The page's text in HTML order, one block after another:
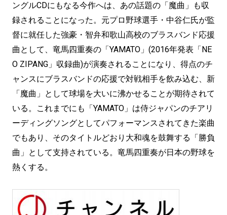
ングルCDにもなる今作へは、あの話題の「魔曲」も収
録されることになった。元プロ野球選手・中谷仁氏が監
督に就任した強豪・智弁和歌山高校のブラスバンド応援
曲として、竜馬四重奏の「YAMATO」(2016年発表「NE
O ZIPANG」収録曲)が演奏されることになり、得点のチ
ャンスにブラスバンドの応援で対戦相手を飲み込む、新
「魔曲」として球場を大いに沸かせることが期待されて
いる。これまでにも「YAMATO」は侍ジャパンのチアリ
ーディングソングとしてパフォーマンスされてきた楽曲
でもあり、そのタイトルどおり大和魂を鼓舞する「勝負
曲」として支持されている。竜馬四重奏が日本の野球を
熱くする。